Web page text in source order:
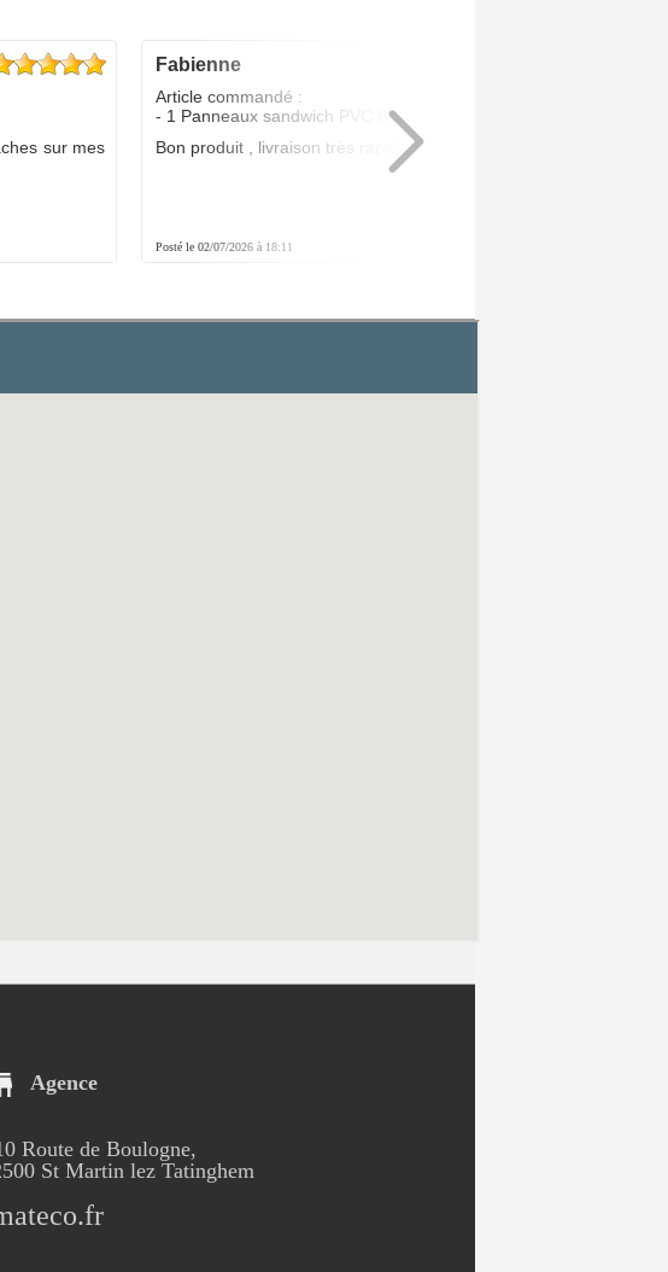
sur mes
fabienne
Posté le 02/07/2026 à 18:11
Article commandé :
- 1 Panneaux sandwich PVC Blanc 24 MM
Bon produit , livraison très rapide .Parfait
Agence
Route de Boulogne,
St Martin lez Tatinghem